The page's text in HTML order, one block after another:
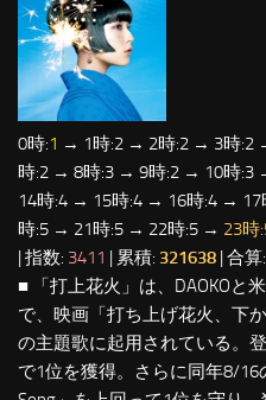
0時:1 → 1時:2 → 2時:2 → 3時:2
時:2 → 8時:3 → 9時:2 → 10時:3
14時:4 → 15時:4 → 16時:4 →
時:5 → 21時:5 → 22時:5 → 23時
| 指数: 3411 | 累積: 321638 | 合算:
■ 「打上花火」は、DAOKOと
で、映画「打ち上げ花火、下
の主題歌に起用されている。
で1位を獲得。さらに同年8/